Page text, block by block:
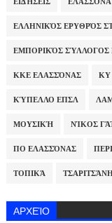
ΕΙΔΉΣΕΙΣ ΕΛΑΣΣΌΝΑ
ΕΛΛΗΝΙΚΌΣ ΕΡΥΘΡΌΣ
ΕΜΠΟΡΙΚΌΣ ΣΎΛΛΟΓΟΣ
ΚΚΕ ΕΛΑΣΣΌΝΑΣ ΚΥ
ΚΎΠΕΛΛΟ ΕΠΣΛ
ΜΟΥΣΙΚΉ ΝΊΚΟΣ
ΠΟ ΕΛΑΣΣΌΝΑΣ
ΤΟΠΙΚΆ
ΑΡΧΕΊΟ